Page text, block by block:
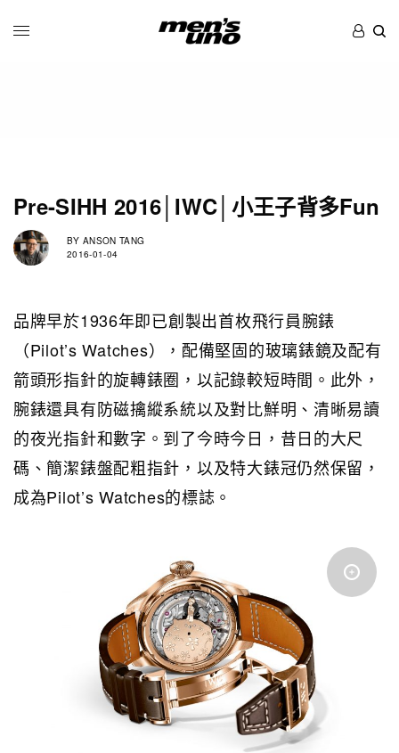
Pre-SIHH 2016│IWC│小王子背多Fun
BY ANSON TANG
2016-01-04
品牌早於1936年即已創製出首枚飛行員腕錶
（Pilot’s Watches），配備堅固的玻璃錶鏡及配有
箭頭形指針的旋轉錶圈，以記錄較短時間。此外，
腕錶還具有防磁擒縱系統以及對比鮮明、清晰易讀
的夜光指針和數字。到了今時今日，昔日的大尺
碼、簡潔錶盤配粗指針，以及特大錶冠仍然保留，
成為Pilot’s Watches的標誌。